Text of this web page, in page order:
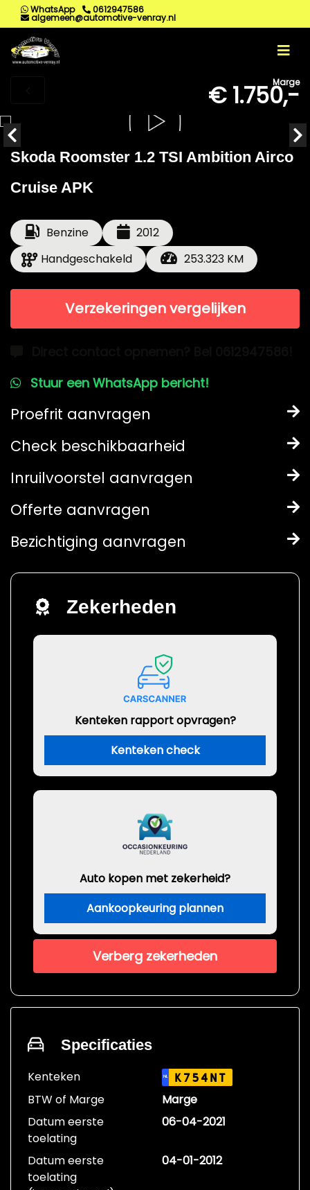
WhatsApp 0612947586
algemeen@automotive-venray.nl
Marge
€ 1.750,-
Skoda Roomster 1.2 TSI Ambition Airco
Cruise APK
Benzine
2012
Handgeschakeld
253.323 KM
Verzekeringen vergelijken
Stuur een WhatsApp bericht!
Proefrit aanvragen
Check beschikbaarheid
Inruilvoorstel aanvragen
Offerte aanvragen
Bezichtiging aanvragen
Zekerheden
Kenteken rapport opvragen?
Kenteken check
Auto kopen met zekerheid?
Aankoopkeuring plannen
Verberg zekerheden
Specificaties
Kenteken NL K754NT
BTW of Marge
Marge
Datum eerste
toelating
06-04-2021
Datum eerste
toelating
04-01-2012